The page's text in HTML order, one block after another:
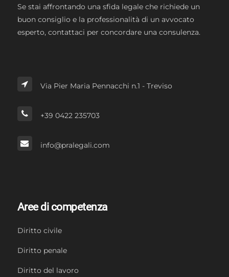
Se stai affrontando una sfida legale che richiede un
buon consiglio e la professionalità di un avvocato
esperto, contattaci per concordare una consulenza.
Via Pier Maria Pennacchi n.1 - Treviso
+39 0422 235703
info@pralegali.com
Aree di competenza
Diritto civile
Diritto penale
Diritto del lavoro